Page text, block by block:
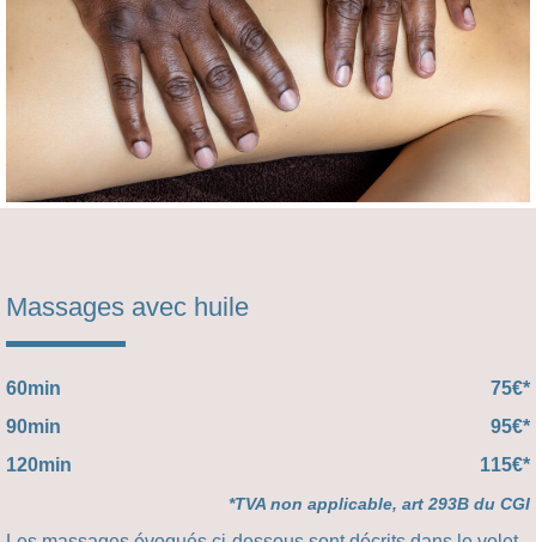
Massages avec huile
60min
75€*
90min
95€*
120min
115€*
*TVA non applicable, art 293B du CGI